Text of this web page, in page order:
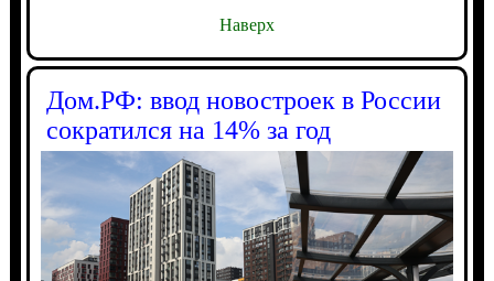
Наверх
Дом.РФ: ввод новостроек в России
сократился на 14% за год